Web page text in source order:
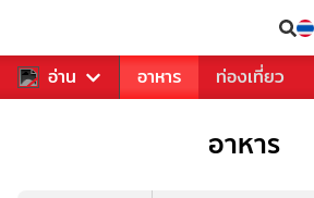
อ่าน
รวงการเพลง อาหาร ท่องเที่ยว
อาหาร